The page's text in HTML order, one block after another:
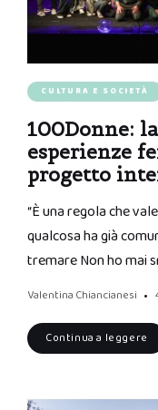
CULTURA E SOCIETÀ
100Donne:
esperienze
progetto
“È una regola che
qualcosa ha già
tremare Non ho mai
Valentina Chiancianesi
Continua a leggere